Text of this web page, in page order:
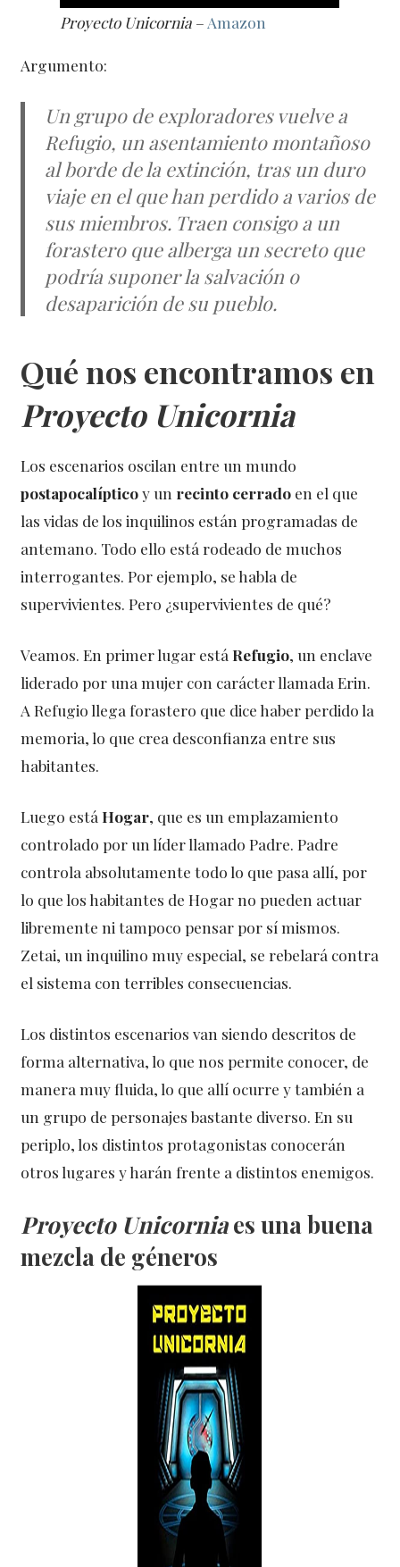
Proyecto Unicornia – Amazon
Argumento:
Un grupo de exploradores vuelve a
Refugio, un asentamiento montañoso
al borde de la extinción, tras un duro
viaje en el que han perdido a varios de
sus miembros. Traen consigo a un
forastero que alberga un secreto que
podría suponer la salvación o
desaparición de su pueblo.
Qué nos encontramos en
Proyecto Unicornia
Los escenarios oscilan entre un mundo
postapocalípticoy un recinto cerrado en el que
las vidas de los inquilinos están programadas de
antemano. Todo ello está rodeado de muchos
interrogantes. Por ejemplo, se habla de
supervivientes. Pero ¿supervivientes de qué?
Veamos. En primer lugar está Refugio, un enclave
liderado por una mujer con carácter llamada Erin.
A Refugio llega forastero que dice haber perdido la
memoria, lo que crea desconfianza entre sus
habitantes.
Luego está Hogar, que es un emplazamiento
controlado por un líder llamado Padre. Padre
controla absolutamente todo lo que pasa allí, por
lo que los habitantes de Hogar no pueden actuar
libremente ni tampoco pensar por sí mismos.
Zetai, un inquilino muy especial, se rebelará contra
el sistema con terribles consecuencias.
Los distintos escenarios van siendo descritos de
forma alternativa, lo que nos permite conocer, de
manera muy fluida, lo que allí ocurre y también a
un grupo de personajes bastante diverso. En su
periplo, los distintos protagonistas conocerán
otros lugares y harán frente a distintos enemigos.
Proyecto Unicorniaes una buena
mezcla de géneros